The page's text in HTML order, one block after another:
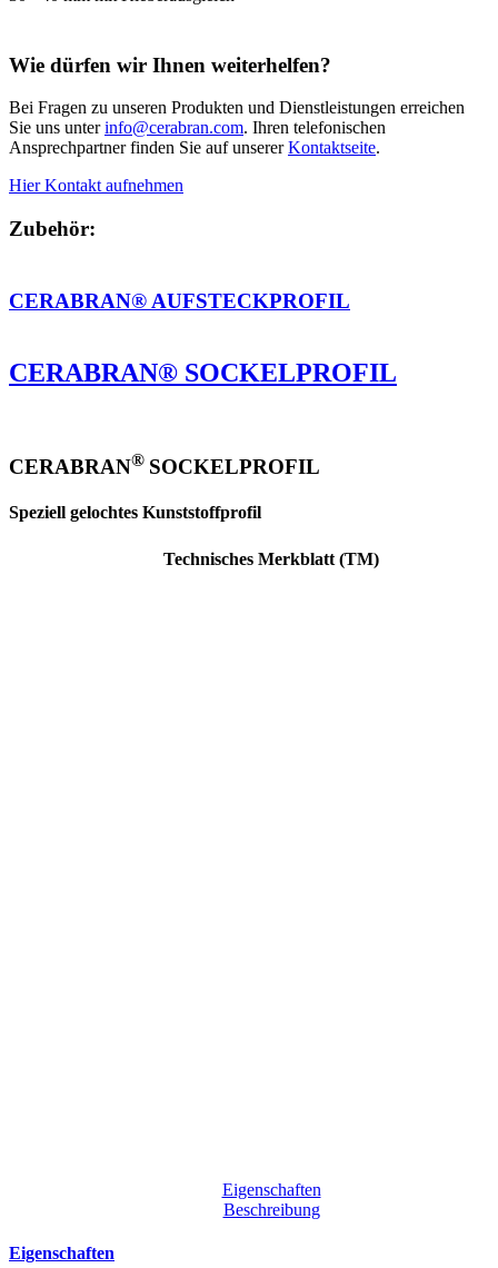
Wie dürfen wir Ihnen weiterhelfen?
Bei Fragen zu unseren Produkten und Dienstleistungen erreichen
Sie uns unterinfo@cerabran.com. Ihren telefonischen
Ansprechpartner finden Sie auf unsererKontaktseite.
Hier Kontakt aufnehmen
Zubehör:
CERABRAN® AUFSTECKPROFIL
CERABRAN® SOCKELPROFIL
CERABRAN® SOCKELPROFIL
Speziell gelochtes Kunststoffprofil
Technisches Merkblatt (TM)
Eigenschaften
Beschreibung
Eigenschaften